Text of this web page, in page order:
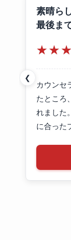
素晴ら
最後ま
カウンセ
たところ
れました
に合った
❮